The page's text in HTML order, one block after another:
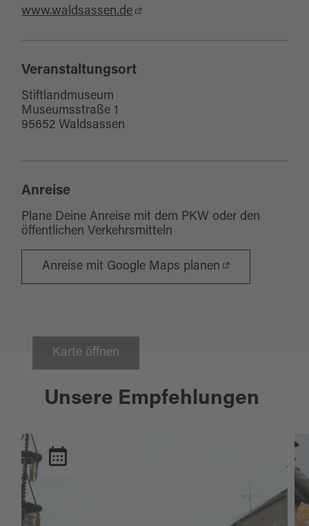
www.waldsassen.de
Veranstaltungsort
Stiftlandmuseum
Museumsstraße 1
95652 Waldsassen
Anreise
Plane Deine Anreise mit dem PKW oder den
öffentlichen Verkehrsmitteln
Anreise mit Google Maps planen
Karte öffnen
Unsere Empfehlungen